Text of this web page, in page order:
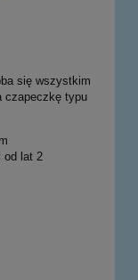
się wszystkim
czapeczkę typu
od lat 2